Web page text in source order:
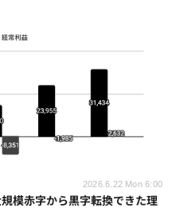
2026.6.22 Mon 6:00
模赤字から黒字転換できた理